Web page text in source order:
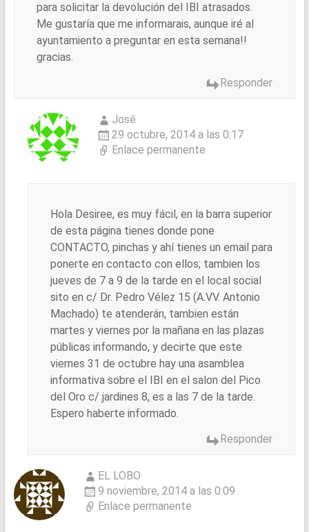
para solicitar la devolución del IBI atrasados.
Me gustaría que me informarais, aunque iré al
ayuntamiento a preguntar en esta semana!!
gracias.
Responder
José
29 octubre, 2014 a las 0:17
Enlace permanente
Hola Desiree, es muy fácil, en la barra superior
de esta página tienes donde pone
CONTACTO, pinchas y ahí tienes un email para
ponerte en contacto con ellos; tambien los
jueves de 7 a 9 de la tarde en el local social
sito en c/ Dr. Pedro Vélez 15 (A.VV. Antonio
Machado) te atenderán, tambien están
martes y viernes por la mañana en las plazas
públicas informando, y decirte que este
viernes 31 de octubre hay una asamblea
informativa sobre el IBI en el salon del Pico
del Oro c/ jardines 8, es a las 7 de la tarde.
Espero haberte informado.
Responder
EL LOBO
9 noviembre, 2014 a las 0:09
Enlace permanente